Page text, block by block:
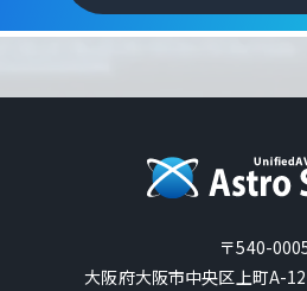
〒540-
大阪府大阪市中央区上町A-